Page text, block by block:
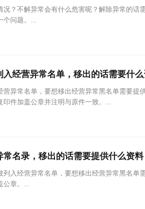
况？不解异常会有什么危害呢？解除异常的
问题。...
入经营异常名单，移出的话需要什
营异常名单，要想移出经营异常黑名单需要
件加盖公章并注明与原件一致。...
常名录，移出的话需要提供什么资
列入经营异常名单，要想移出经营异常黑名
章。...